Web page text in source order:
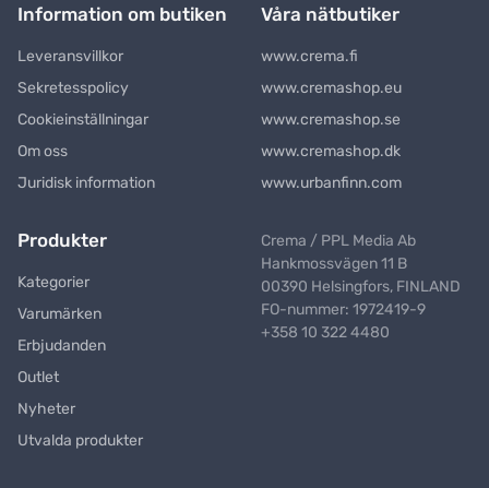
Information om butiken
Leveransvillkor
Sekretesspolicy
Cookieinställningar
Om oss
Juridisk information
Våra nätbutiker
www.crema.fi
www.cremashop.eu
www.cremashop.se
www.cremashop.dk
www.urbanfinn.com
Produkter
Kategorier
Varumärken
Erbjudanden
Outlet
Nyheter
Utvalda produkter
Crema / PPL Media Ab
Hankmossvägen 11 B
00390 Helsingfors, FINLAND
FO-nummer: 1972419-9
+358 10 322 4480